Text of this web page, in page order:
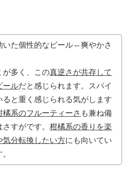
いた個性的なビール⇔爽やかさ
が多く、この真逆さが共存して
ールだと感じられます。スパイ
ると重く感じられる気がします
橘系のフルーティーさ も兼ね備
さすがです。柑橘系の香りを楽
気分転換したい方にも向いてい